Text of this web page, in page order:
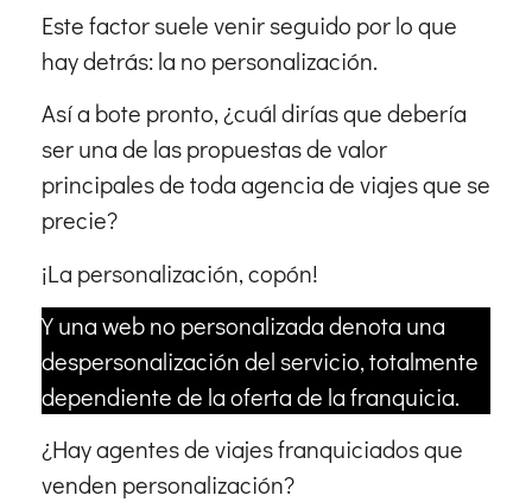
Este factor suele venir seguido por lo que
hay detrás: la no personalización.
Así a bote pronto, ¿cuál dirías que debería
ser una de las propuestas de valor
principales de toda agencia de viajes que se
precie?
¡La personalización, copón!
Y una web no personalizada denota una
despersonalización del servicio, totalmente
dependiente de la oferta de la franquicia.
¿Hay agentes de viajes franquiciados que
venden personalización?